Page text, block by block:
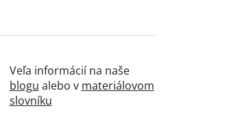
Veľa informácií na naše
blogu alebo v materiálovom
slovníku